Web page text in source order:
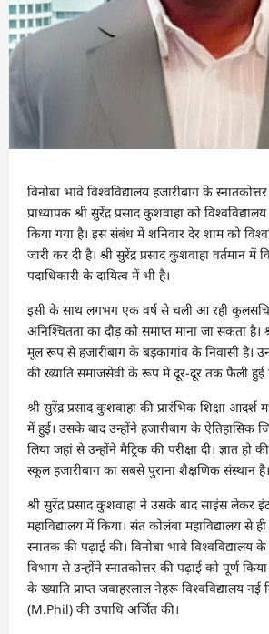
विनोबा भावे विश्वविद्यालय हजारीबाग के
प्राध्यापक श्री सुरेंद्र प्रसाद कुशवाहा को
किया गया है। इस संबंध में शनिवार देर शाम को
जारी कर दी है। श्री सुरेंद्र प्रसाद कुशवाहा वर्तमान में
पदाधिकारी के दायित्व में भी है।
इसी के साथ लगभग एक वर्ष से चली आ रही
अनिश्चितता का दौड़ को समाप्त माना जा सकता है।
मूल रूप से हजारीबाग के बड़कागांव के निवासी है।
की ख्याति समाजसेवी के रूप में दूर-दूर तक फैली हुई
श्री सुरेंद्र प्रसाद कुशवाहा की प्रारंभिक शिक्षा आदर्श
में हुई। उसके बाद उन्होंने हजारीबाग के ऐतिहासिक
लिया जहां से उन्होंने मैट्रिक की परीक्षा दी। ज्ञात हो
स्कूल हजारीबाग का सबसे पुराना शैक्षणिक संस्थान है।
श्री सुरेंद्र प्रसाद कुशवाहा ने उसके बाद साइंस लेकर
महाविद्यालय में किया। संत कोलंबा महाविद्यालय से ही
स्नातक की पढ़ाई की। विनोबा भावे विश्वविद्यालय के
विभाग से उन्होंने स्नातकोत्तर की पढ़ाई को पूर्ण
के ख्याति प्राप्त जवाहरलाल नेहरू विश्वविद्यालय
(M.Phil) की उपाधि अर्जित की।